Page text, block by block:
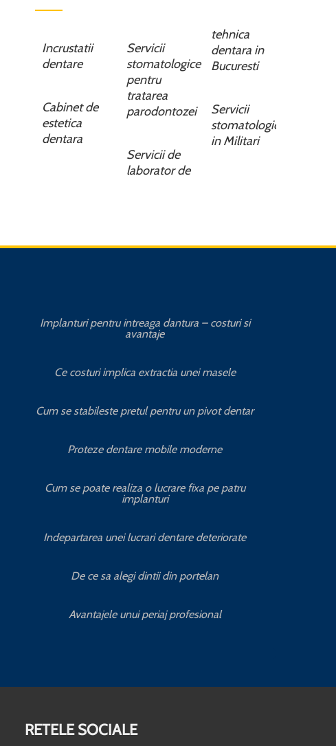
Incrustatii
dentare
Cabinet de
estetica
dentara
Servicii
stomatologice
pentru
tratarea
parodontozei
Servicii de
laborator de
tehnica
dentara in
Bucuresti
Servicii
stomatologice
in Militari
Implanturi pentru intreaga dantura – costuri si
avantaje
Ce costuri implica extractia unei masele
Cum se stabileste pretul pentru un pivot dentar
Proteze dentare mobile moderne
Cum se poate realiza o lucrare fixa pe patru
implanturi
Indepartarea unei lucrari dentare deteriorate
De ce sa alegi dintii din portelan
Avantajele unui periaj profesional
RETELE SOCIALE